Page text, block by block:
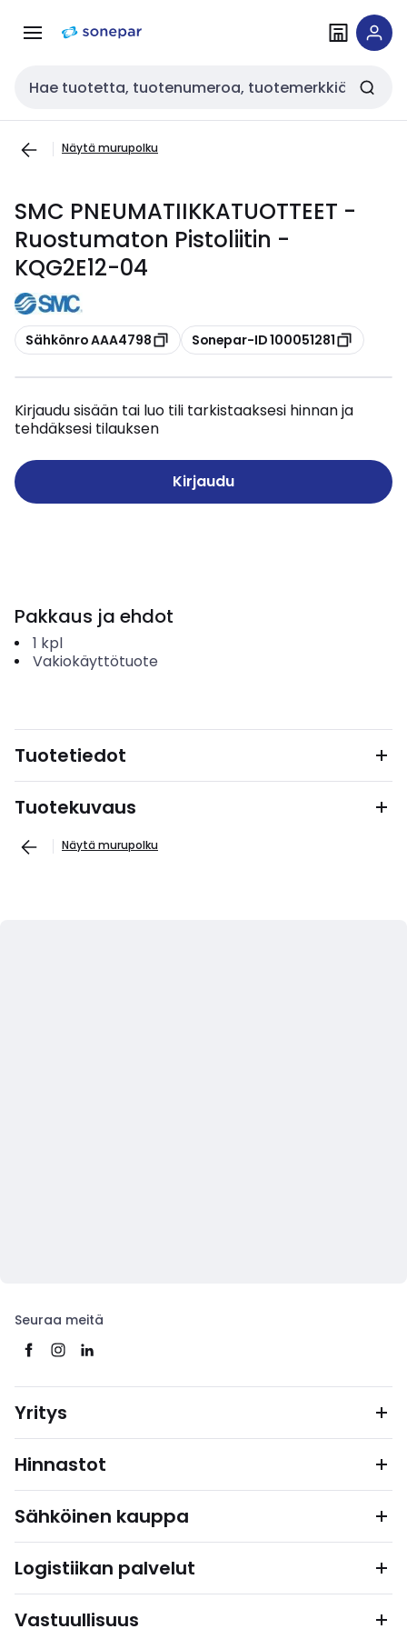
navigointiinsisältöön
Haku
Näytä murupolku
SMC PNEUMATIIKKATUOTTEET -
Ruostumaton Pistoliitin -
KQG2E12-04
Kopioi
Sähkönro AAA4798 Kopioi
Sonepar-ID 100051281
Kirjaudu sisään tai luo tili tarkistaaksesi hinnan ja
tehdäksesi tilauksen
Kirjaudu
Pakkaus ja ehdot
1 kpl
Vakiokäyttötuote
Tuotetiedot
Tuotekuvaus
Näytä murupolku
Seuraa meitä
Yritys
Hinnastot
Sähköinen kauppa
Logistiikan palvelut
Vastuullisuus